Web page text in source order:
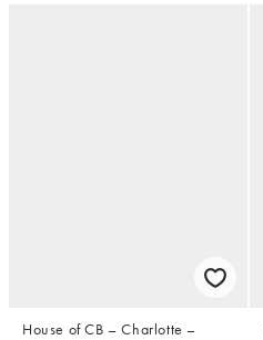
House of CB – Charlotte –